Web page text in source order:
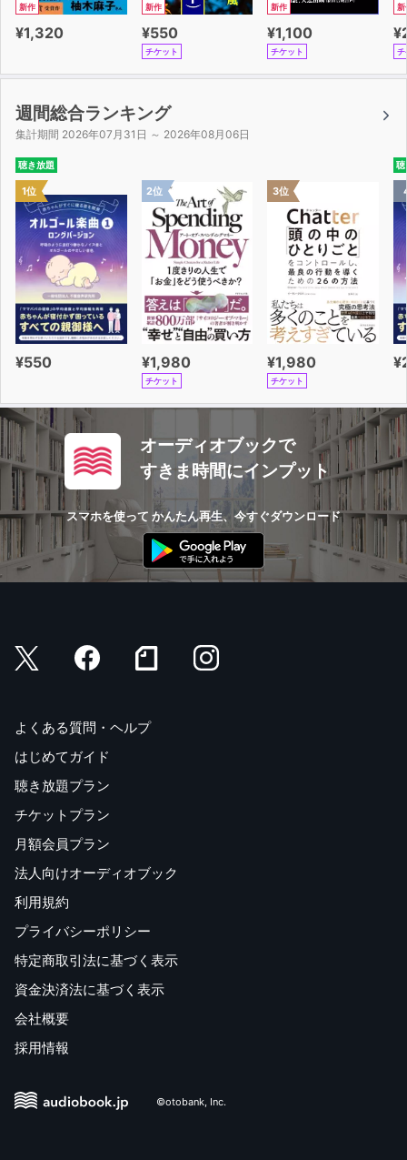
新作
¥1,320
新作
¥550
チケット
新作
¥1,100
チケット
新
チ
週間総合ランキング
集計期間 2026年07月31日 ～ 2026年08月06日
聴き放題
1位
¥550
2位
¥1,980
チケット
3位
¥1,980
チケット
聴
オーディオブックで
すきま時間にインプット
スマホを使って かんたん再生、今すぐダウンロード
よくある質問・ヘルプ
はじめてガイド
聴き放題プラン
チケットプラン
月額会員プラン
法人向けオーディオブック
利用規約
プライバシーポリシー
特定商取引法に基づく表示
資金決済法に基づく表示
会社概要
採用情報
©otobank, Inc.